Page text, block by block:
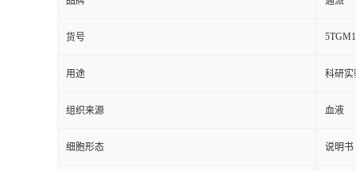
货号 5TGM1
用途 科研实
组织来源 血液
细胞形态 说明书